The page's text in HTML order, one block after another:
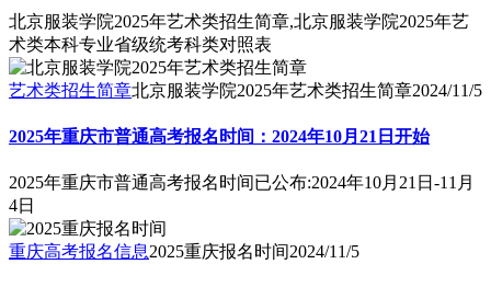
北京服装学院2025年艺术类招生简章,北京服装学院2025年艺
术类本科专业省级统考科类对照表
艺术类招生简章北京服装学院2025年艺术类招生简章2024/11/5
2025年重庆市普通高考报名时间：2024年10月21日开始
2025年重庆市普通高考报名时间已公布:2024年10月21日-11月
4日
重庆高考报名信息2025重庆报名时间2024/11/5